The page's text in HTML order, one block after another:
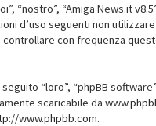
“nostro”, “Amiga News.it
d’uso seguenti non
con frequenza
“loro”, “phpBB
scaricabile da
www.phpbb.com.